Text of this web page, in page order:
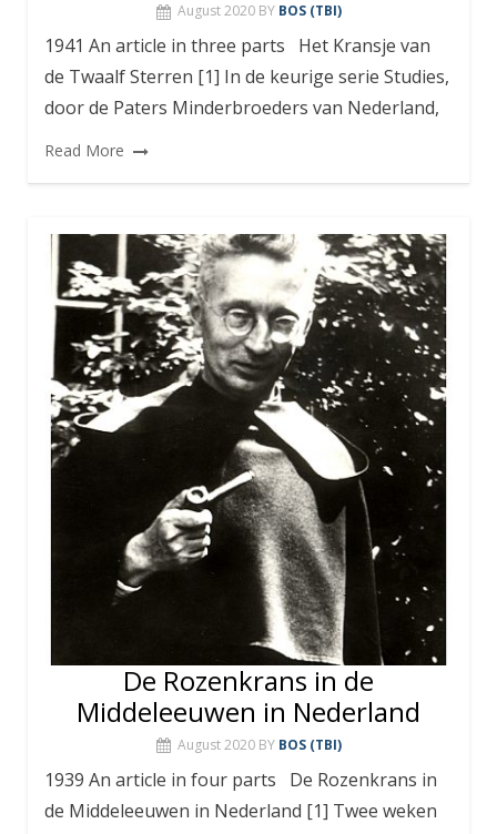
August 2020 BY BOS (TBI)
1941 An article in three parts Het Kransje van
de Twaalf Sterren [1] In de keurige serie Studies,
door de Paters Minderbroeders van Nederland,
Read More
De Rozenkrans in de
Middeleeuwen in Nederland
August 2020 BY BOS (TBI)
1939 An article in four parts De Rozenkrans in
de Middeleeuwen in Nederland [1] Twee weken